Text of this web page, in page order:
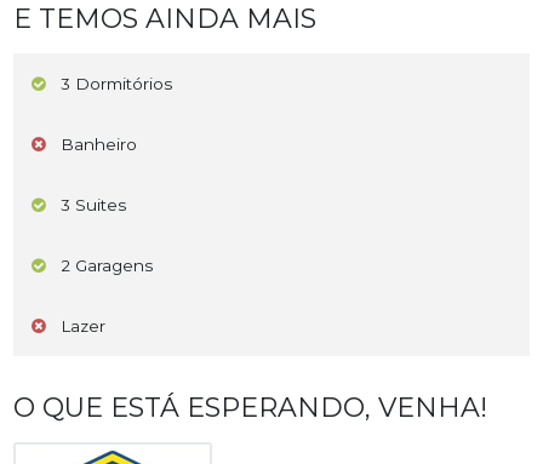
E TEMOS AINDA MAIS
3 Dormitórios
Banheiro
3 Suites
2 Garagens
Lazer
O QUE ESTÁ ESPERANDO, VENHA!